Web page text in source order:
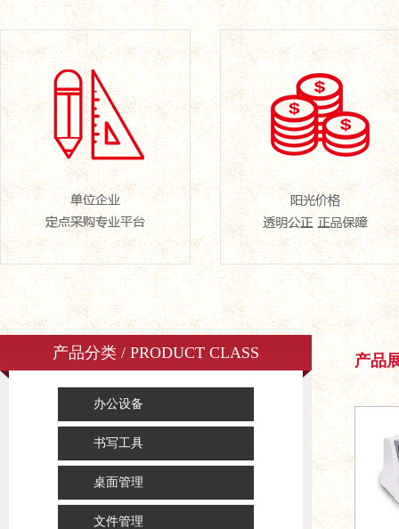
产品分类 / PRODUCT CLASS
办公设备
书写工具
桌面管理
文件管理
产品